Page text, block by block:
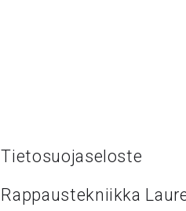
Tietosuojaseloste
Rappaustekniikka